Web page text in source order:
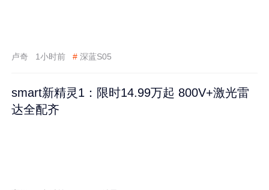
卢奇 1小时前 # 深蓝S05
smart新精灵1：限时14.99万起 800V+激光雷
达全配齐